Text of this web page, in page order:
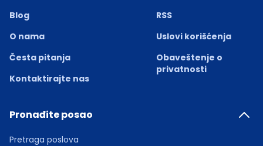
Blog
O nama
Česta pitanja
Kontaktirajte nas
RSS
Uslovi korišćenja
Obaveštenje o
privatnosti
Pronađite posao
Pretraga poslova